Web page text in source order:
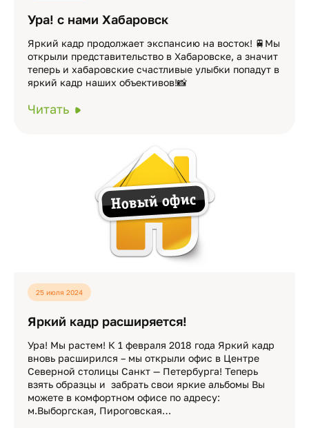
Ура! с нами Хабаровск
Яркий кадр продолжает экспансию на восток! 🚆Мы
открыли представительство в Хабаровске, а значит
теперь и хабаровские счастливые улыбки попадут в
яркий кадр наших объективов!📸
Читать
25 июля 2024
Яркий кадр расширяется!
Ура! Мы растем! К 1 февраля 2018 года Яркий кадр
вновь расширился – мы открыли офис в Центре
Северной столицы Санкт — Петербурга! Теперь
взять образцы и забрать свои яркие альбомы Вы
можете в комфортном офисе по адресу:
м.Выборгская, Пироговская…